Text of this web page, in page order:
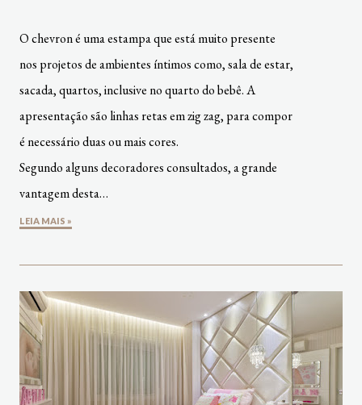
O chevron é uma estampa que está muito presente
nos projetos de ambientes íntimos como, sala de estar,
sacada, quartos, inclusive no quarto do bebê. A
apresentação são linhas retas em zig zag, para compor
é necessário duas ou mais cores.
Segundo alguns decoradores consultados, a grande
vantagem desta…
LEIA MAIS »